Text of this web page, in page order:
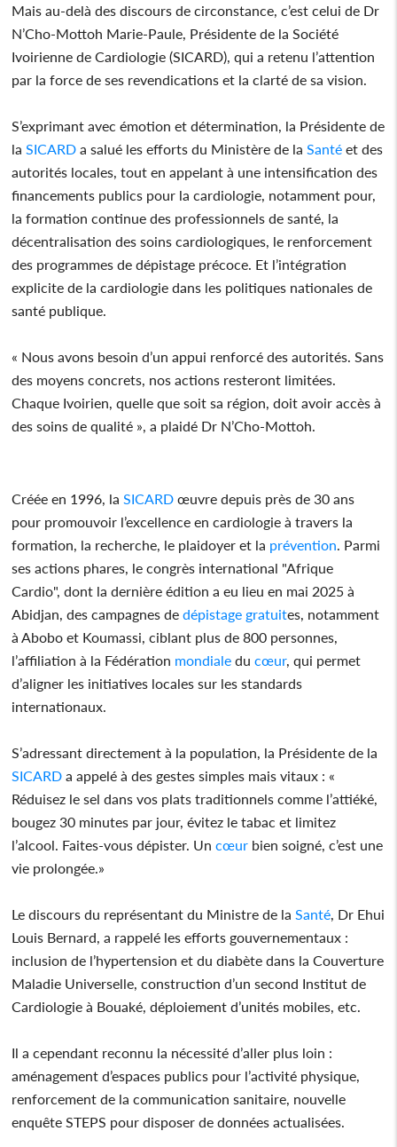
Mais au-delà des discours de circonstance, c’est celui de Dr
N’Cho-Mottoh Marie-Paule, Présidente de la Société
Ivoirienne de Cardiologie (SICARD), qui a retenu l’attention
par la force de ses revendications et la clarté de sa vision.
S’exprimant avec émotion et détermination, la Présidente de
la SICARD a salué les efforts du Ministère de la Santé et des
autorités locales, tout en appelant à une intensification des
financements publics pour la cardiologie, notamment pour,
la formation continue des professionnels de santé, la
décentralisation des soins cardiologiques, le renforcement
des programmes de dépistage précoce. Et l’intégration
explicite de la cardiologie dans les politiques nationales de
santé publique.
« Nous avons besoin d’un appui renforcé des autorités. Sans
des moyens concrets, nos actions resteront limitées.
Chaque Ivoirien, quelle que soit sa région, doit avoir accès à
des soins de qualité », a plaidé Dr N’Cho-Mottoh.
Créée en 1996, la SICARD œuvre depuis près de 30 ans
pour promouvoir l’excellence en cardiologie à travers la
formation, la recherche, le plaidoyer et la prévention . Parmi
ses actions phares, le congrès international "Afrique
Cardio", dont la dernière édition a eu lieu en mai 2025 à
Abidjan, des campagnes de dépistage gratuites, notamment
à Abobo et Koumassi, ciblant plus de 800 personnes,
l’affiliation à la Fédération mondiale du cœur, qui permet
d’aligner les initiatives locales sur les standards
internationaux.
S’adressant directement à la population, la Présidente de la
SICARD a appelé à des gestes simples mais vitaux : «
Réduisez le sel dans vos plats traditionnels comme l’attiéké,
bougez 30 minutes par jour, évitez le tabac et limitez
l’alcool. Faites-vous dépister. Un cœur bien soigné, c’est une
vie prolongée.»
Le discours du représentant du Ministre de la Santé , Dr Ehui
Louis Bernard, a rappelé les efforts gouvernementaux :
inclusion de l’hypertension et du diabète dans la Couverture
Maladie Universelle, construction d’un second Institut de
Cardiologie à Bouaké, déploiement d’unités mobiles, etc.
Il a cependant reconnu la nécessité d’aller plus loin :
aménagement d’espaces publics pour l’activité physique,
renforcement de la communication sanitaire, nouvelle
enquête STEPS pour disposer de données actualisées.